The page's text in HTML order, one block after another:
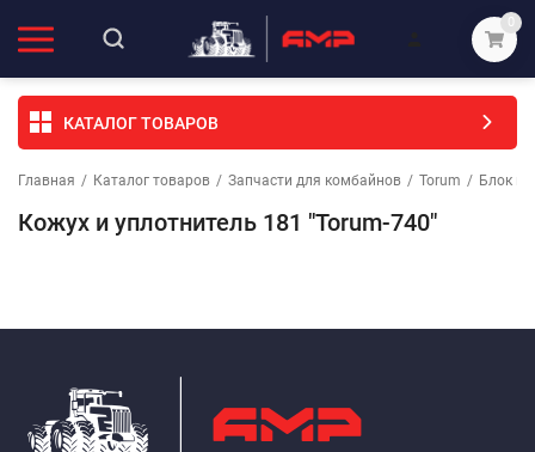
0
КАТАЛОГ ТОВАРОВ
Главная / Каталог товаров / Запчасти для комбайнов / Torum / Блок
Кожух и уплотнитель 181 "Torum-740"